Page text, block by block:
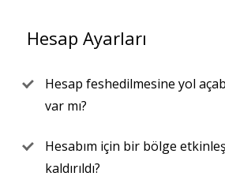
Hesap Ayarları
Hesap feshedilmesine yol
var mı?
Hesabım için bir bölge
kaldırıldı?